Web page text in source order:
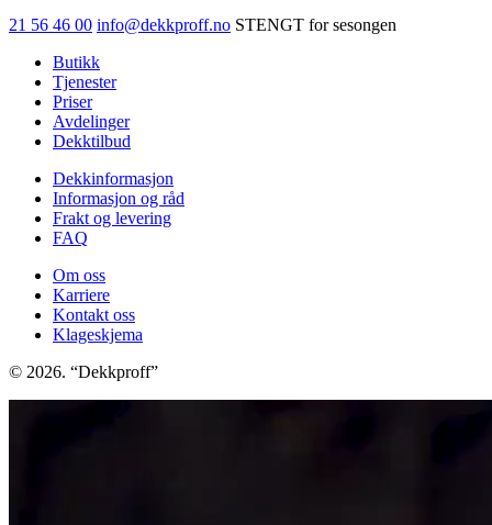
21 56 46 00 info@dekkproff.no STENGT for sesongen
Butikk
Tjenester
Priser
Avdelinger
Dekktilbud
Dekkinformasjon
Informasjon og råd
Frakt og levering
FAQ
Om oss
Karriere
Kontakt oss
Klageskjema
© 2026. “Dekkproff”